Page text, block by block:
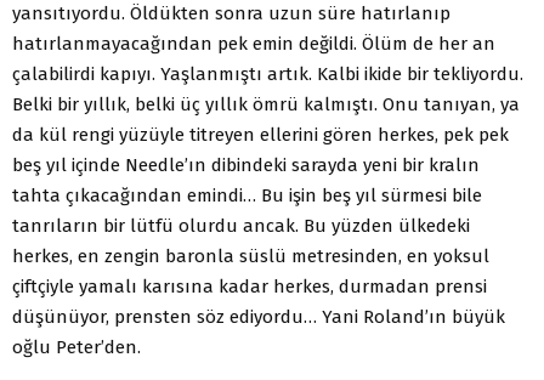
yansıtıyordu. Öldükten sonra uzun süre hatırlanıp
hatırlanmayacağından pek emin değildi. Ölüm de her an
çalabilirdi kapıyı. Yaşlanmıştı artık. Kalbi ikide bir tekliyordu.
Belki bir yıllık, belki üç yıllık ömrü kalmıştı. Onu tanıyan, ya
da kül rengi yüzüyle titreyen ellerini gören herkes, pek pek
beş yıl içinde Needle’ın dibindeki sarayda yeni bir kralın
tahta çıkacağından emindi… Bu işin beş yıl sürmesi bile
tanrıların bir lütfü olurdu ancak. Bu yüzden ülkedeki
herkes, en zengin baronla süslü metresinden, en yoksul
çiftçiyle yamalı karısına kadar herkes, durmadan prensi
düşünüyor, prensten söz ediyordu… Yani Roland’ın büyük
oğlu Peter’den.